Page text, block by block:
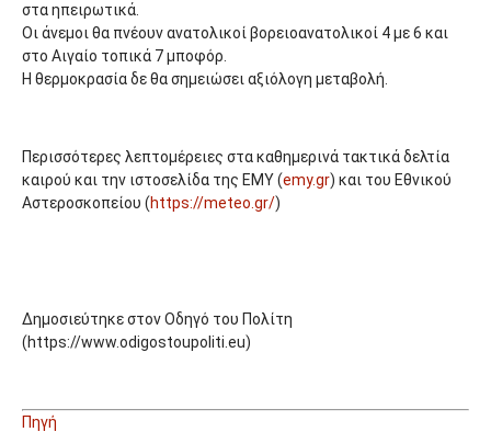
στα ηπειρωτικά.
Οι άνεμοι θα πνέουν ανατολικοί βορειοανατολικοί 4 με 6 και
στο Αιγαίο τοπικά 7 μποφόρ.
Η θερμοκρασία δε θα σημειώσει αξιόλογη μεταβολή.
Περισσότερες λεπτομέρειες στα καθημερινά τακτικά δελτία
καιρού και την ιστοσελίδα της ΕΜΥ (emy.gr) και του Εθνικού
Αστεροσκοπείου (https://meteo.gr/)
Δημοσιεύτηκε στον Οδηγό του Πολίτη
(https://www.odigostoupoliti.eu)
Πηγή